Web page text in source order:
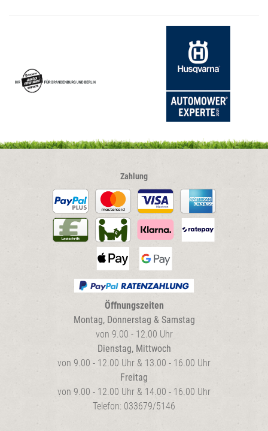
Zahlung
Öffnungszeiten
Montag, Donnerstag & Samstag
von 9.00 - 12.00 Uhr
Dienstag, Mittwoch
von 9.00 - 12.00 Uhr & 13.00 - 16.00 Uhr
Freitag
von 9.00 - 12.00 Uhr & 14.00 - 16.00 Uhr
Telefon: 033679/5146